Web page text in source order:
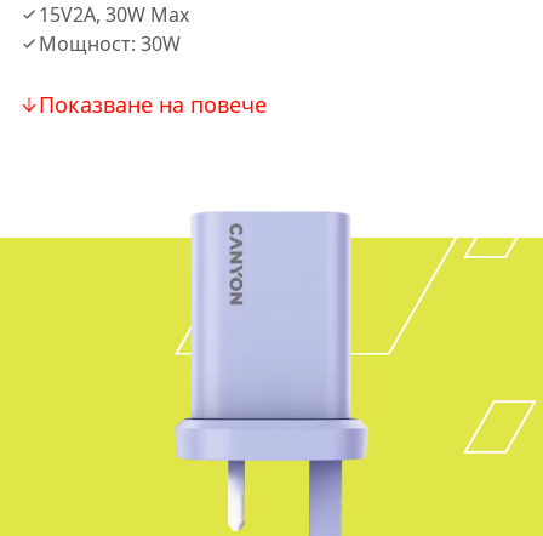
15V2A, 30W Max
Мощност: 30W
Показване на повече